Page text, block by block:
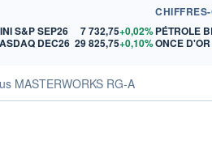
S&P SEP26 7 732,75+0,02%
DEC26 29 825,75+0,10%
PÉTROLE
ONCE D'OR
MASTERWORKS RG-A